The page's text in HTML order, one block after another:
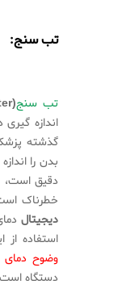
تب سنج:
تب سنج(Thermometer)
اندازه
گذشته
بدن را
دقیق است،
خطرناک
دیجیتال
استفاده
وضوح دمای
دستگاه